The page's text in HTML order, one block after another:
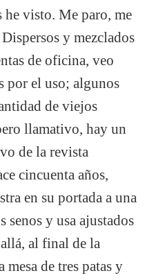
he visto. Me paro, me
y mezclados
de oficina, veo
por el uso; algunos
de viejos
llamativo, hay un
de la revista
cincuenta años,
en su portada a una
senos y usa ajustados
al final de la
mesa de tres patas y